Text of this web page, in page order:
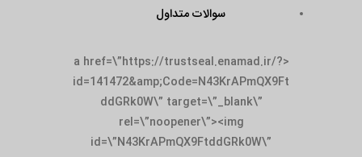
سوالات متداول
<a href=\”https://trustseal.enamad.ir/?
id=141472&amp;Code=N43KrAPmQX9Ft
ddGRk0W\” target=\”_blank\”
rel=\”noopener\”><img
id=\”N43KrAPmQX9FtddGRk0W\”